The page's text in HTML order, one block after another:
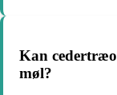
Kan
møl?